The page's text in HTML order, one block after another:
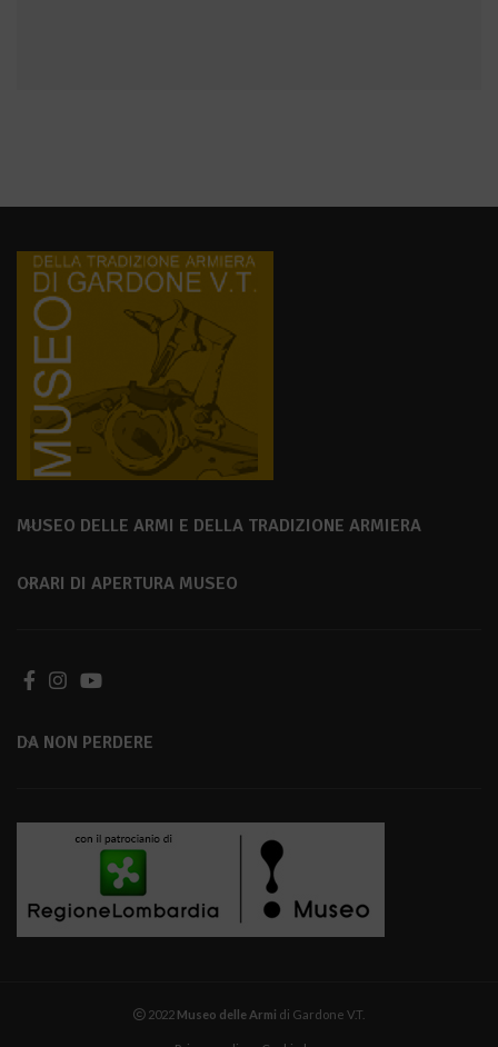
MUSEO DELLE ARMI E DELLA TRADIZIONE ARMIERA
ORARI DI APERTURA MUSEO
DA NON PERDERE
2022 Museo delle Armi di Gardone V.T.